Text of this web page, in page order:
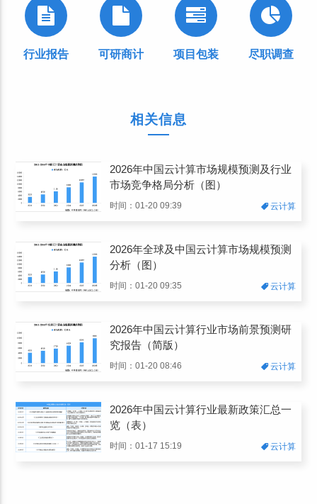
行业报告 可研商计 项目包装 尽职调查
相关信息
2026年中国云计算市场规模预测及行业
市场竞争格局分析（图）
时间：01-20 09:39 云计算
2026年全球及中国云计算市场规模预测
分析（图）
时间：01-20 09:35 云计算
2026年中国云计算行业市场前景预测研
究报告（简版）
时间：01-20 08:46 云计算
2026年中国云计算行业最新政策汇总一
览（表）
时间：01-17 15:19 云计算